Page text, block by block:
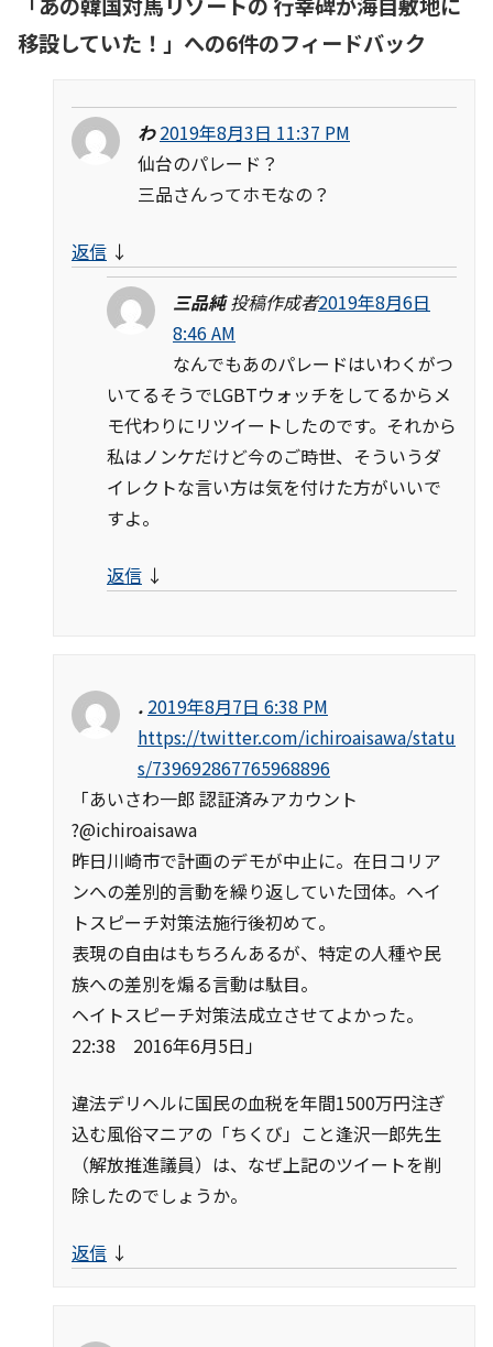
移設していた！ 」への6件のフィードバック
わ 2019年8月3日 11:37 PM
仙台のパレード？
三品さんってホモなの？
返信 ↓
三品純 投稿作成者2019年8月6日
8:46 AM
なんでもあのパレードはいわくがつ
いてるそうでLGBTウォッチをしてるからメ
モ代わりにリツイートしたのです。それから
私はノンケだけど今のご時世、そういうダ
イレクトな言い方は気を付けた方がいいで
すよ。
返信 ↓
. 2019年8月7日 6:38 PM
https://twitter.com/ichiroaisawa/statu
s/739692867765968896
「あいさわ一郎 認証済みアカウント
?@ichiroaisawa
昨日川崎市で計画のデモが中止に。在日コリア
ンへの差別的言動を繰り返していた団体。ヘイ
トスピーチ対策法施行後初めて。
表現の自由はもちろんあるが、特定の人種や民
族への差別を煽る言動は駄目。
ヘイトスピーチ対策法成立させてよかった。
22:38 2016年6月5日」
違法デリヘルに国民の血税を年間1500万円注ぎ
込む風俗マニアの「ちくび」こと逢沢一郎先生
（解放推進議員）は、なぜ上記のツイートを削
除したのでしょうか。
返信 ↓